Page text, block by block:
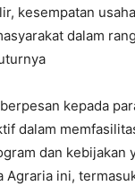
kesempatan
dalam
kepada
dalam
dan kebijakan
Agraria ini,